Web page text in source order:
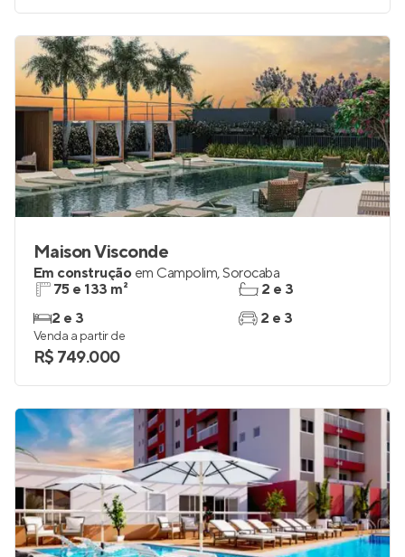
Maison Visconde
Em construção em Campolim,Sorocaba
75 e 133 m²
2 e 3
2 e 3
2 e 3
Venda a partir de
R$ 749.000